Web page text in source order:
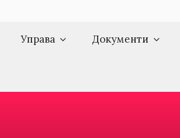
Управа Документи